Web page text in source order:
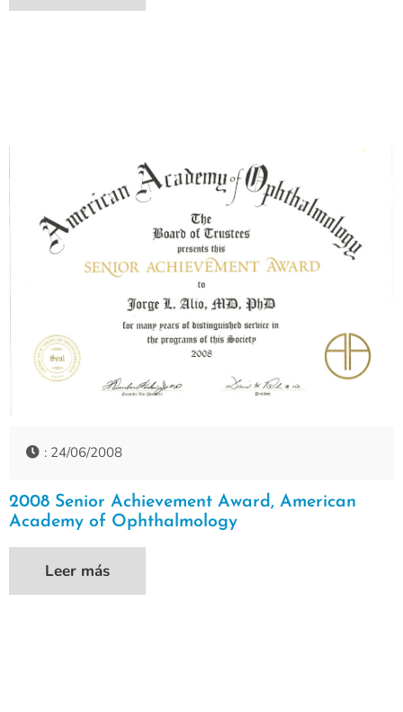
: 24/06/2008
2008 Senior Achievement Award, American
Academy of Ophthalmology
Leer más